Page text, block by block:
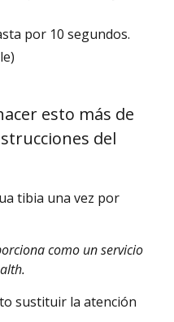
por 10 segundos.
esto más de
del
tibia una vez por
como un servicio
sustituir la atención